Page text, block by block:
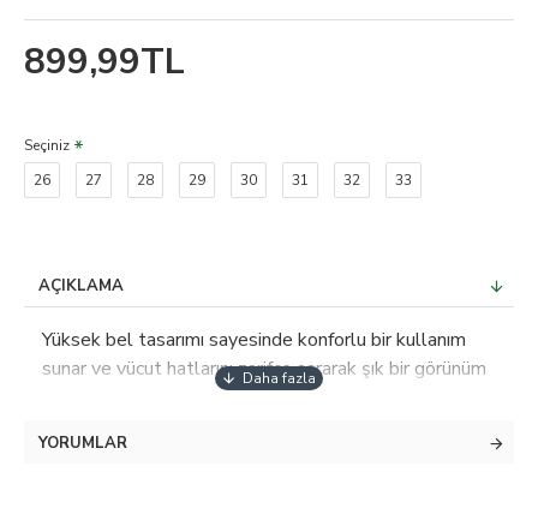
899,99TL
Seçiniz
26
27 28 29 30 31 32 33
AÇIKLAMA
Yüksek bel tasarımı sayesinde konforlu bir kullanım
sunar ve vücut hatlarını zarifçe sararak şık bir görünüm
sağlar; Düz deseniyle sade ve zamansız bir stil yaratır,
kullanıma uygun casual tasarımıyla rahatlığı ve şıklığı
YORUMLAR